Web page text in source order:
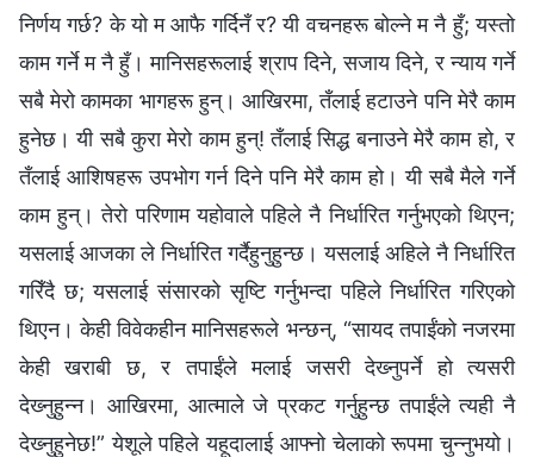
निर्णय गर्छ? के यो म आफै गर्दिनँ र? यी वचनहरू बोल्ने म नै हुँ; यस्तो
काम गर्ने म नै हुँ। मानिसहरूलाई श्राप दिने, सजाय दिने, र न्याय गर्ने
सबै मेरो कामका भागहरू हुन्। आखिरमा, तँलाई हटाउने पनि मेरै काम
हुनेछ। यी सबै कुरा मेरो काम हुन्! तँलाई सिद्ध बनाउने मेरै काम हो, र
तँलाई आशिषहरू उपभोग गर्न दिने पनि मेरै काम हो। यी सबै मैले गर्ने
काम हुन्। तेरो परिणाम यहोवाले पहिले नै निर्धारित गर्नुभएको थिएन;
यसलाई आजका ले निर्धारित गर्दैहुनुहुन्छ। यसलाई अहिले नै निर्धारित
गरिँदै छ; यसलाई संसारको सृष्टि गर्नुभन्दा पहिले निर्धारित गरिएको
थिएन। केही विवेकहीन मानिसहरूले भन्छन्, “सायद तपाईंको नजरमा
केही खराबी छ, र तपाईंले मलाई जसरी देख्‍नुपर्ने हो त्यसरी
देख्‍नुहुन्‍न। आखिरमा, आत्माले जे प्रकट गर्नुहुन्छ तपाईंले त्यही नै
देख्‍नुहुनेछ!” येशूले पहिले यहूदालाई आफ्नो चेलाको रूपमा चुन्‍नुभयो।